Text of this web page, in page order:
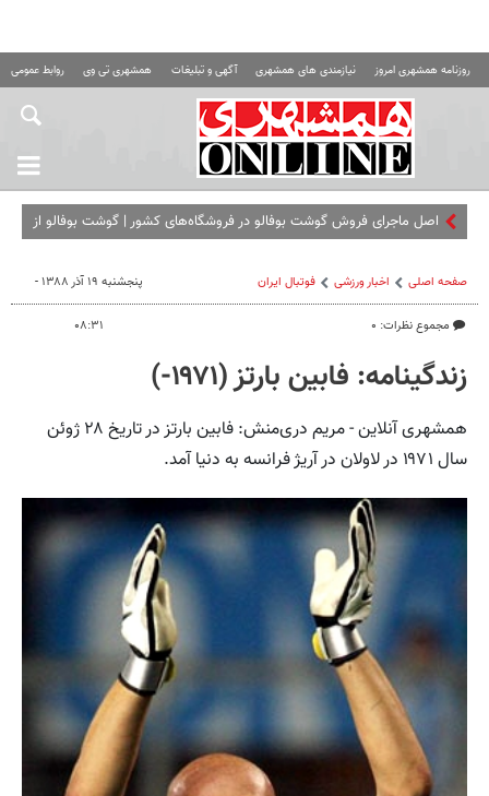
روزنامه همشهری امروز نیازمندی های همشهری آگهی و تبلیغات همشهری تی وی روابط عمومی
اصل ماجرای فروش گوشت بوفالو در فروشگاه‌های کشور | گوشت بوفالو از
صفحه اصلی اخبار ورزشی فوتبال ايران
مجموع نظرات: ۰
پنجشنبه ۱۹ آذر ۱۳۸۸ -
۰۸:۳۱
زندگینامه: فابین بارتز (۱۹۷۱-)
همشهری آنلاین - مریم دری‌منش: فابین بارتز در تاریخ ۲۸ ژوئن
سال ۱۹۷۱ در لاولان در آریژ فرانسه به دنیا آمد.